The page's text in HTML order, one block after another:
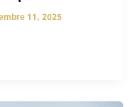
11, 2025